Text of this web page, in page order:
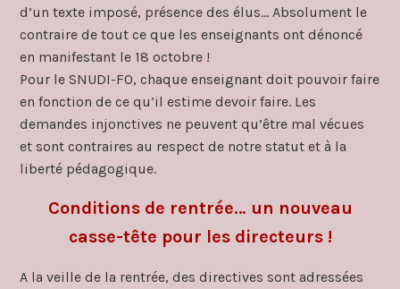
d’un texte imposé, présence des élus… Absolument le
contraire de tout ce que les enseignants ont dénoncé
en manifestant le 18 octobre !
Pour le SNUDI-FO, chaque enseignant doit pouvoir faire
en fonction de ce qu’il estime devoir faire. Les
demandes injonctives ne peuvent qu’être mal vécues
et sont contraires au respect de notre statut et à la
liberté pédagogique.
Conditions de rentrée… un nouveau
casse-tête pour les directeurs !
A la veille de la rentrée, des directives sont adressées